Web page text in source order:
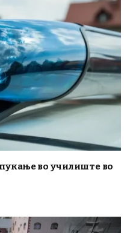
во училиште во